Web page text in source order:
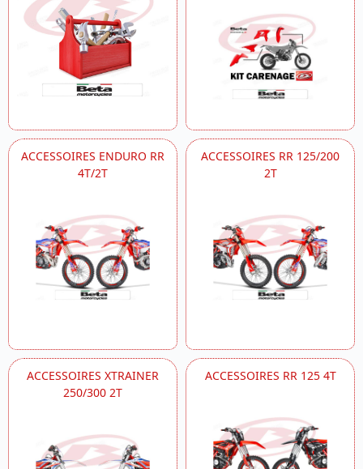
ACCESSOIRES ENDURO RR
4T/2T
ACCESSOIRES RR 125/200
2T
ACCESSOIRES XTRAINER
250/300 2T
ACCESSOIRES RR 125 4T